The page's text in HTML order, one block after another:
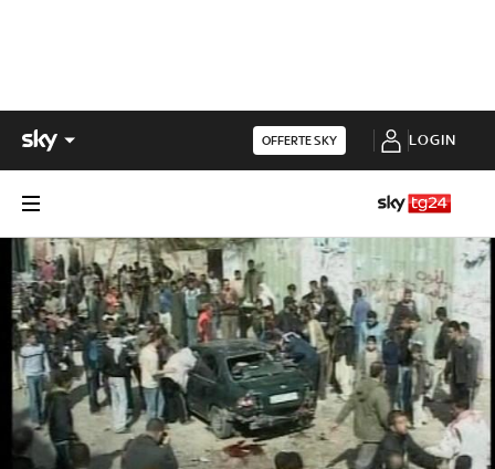
OFFERTE SKY LOGIN